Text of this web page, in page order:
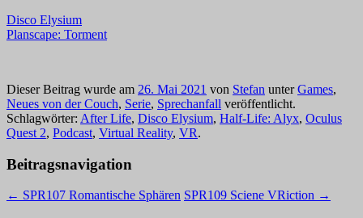
Disco Elysium
Planscape: Torment
Dieser Beitrag wurde am 26. Mai 2021 von Stefan unterGames,
Neues von der Couch, Serie, Sprechanfall veröffentlicht.
Schlagwörter: After Life, Disco Elysium, Half-Life: Alyx, Oculus
Quest 2, Podcast, Virtual Reality, VR.
Beitragsnavigation
← SPR107 Romantische Sphären SPR109 Sciene VRiction →